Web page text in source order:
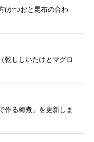
(かつおと昆布の合わ
乾ししいたけとマグロ
作る梅煮」を更新しま